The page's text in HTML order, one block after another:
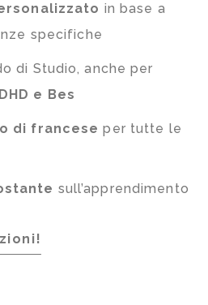
in base a
specifiche
di Studio, anche per
e Bes
di francese per tutte le
sull’apprendimento